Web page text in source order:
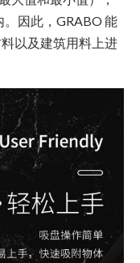
因此，GRABO 能
以及建筑用料上进